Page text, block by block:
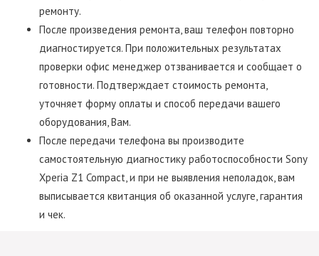
ремонту.
После произведения ремонта, ваш телефон повторно
диагностируется. При положительных результатах
проверки офис менеджер отзванивается и сообщает о
готовности. Подтверждает стоимость ремонта,
уточняет форму оплаты и способ передачи вашего
оборудования, Вам.
После передачи телефона вы производите
самостоятельную диагностику работоспособности Sony
Xperia Z1 Compact, и при не выявления неполадок, вам
выписывается квитанция об оказанной услуге, гарантия
и чек.